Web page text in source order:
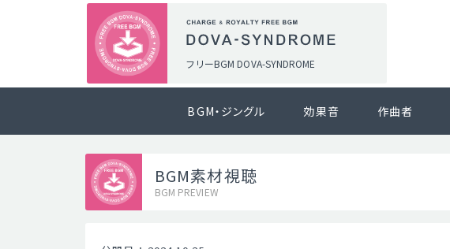
フリーBGM DOVA-SYNDROME
BGM・ジングル 効果音 作曲者
BGM素材視聴
BGM PREVIEW